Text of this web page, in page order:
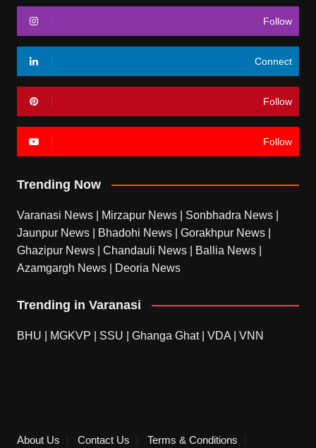
Follow
Connect
Follow
Follow
Trending Now
Varanasi News Mirzapur News Sonbhadra News
Jaunpur News
Bhadohi News Gorakhpur News
Ghazipur News
Chandauli News Ballia News
Azamgargh News
Deoria News
Trending in Varanasi
BHU MGKVP SSU Ghanga Ghat| VDA VNN
About Us Contact Us Terms & Conditions